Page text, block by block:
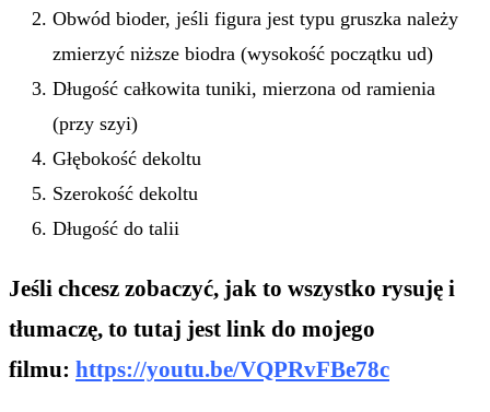
Obwód bioder, jeśli figura jest typu gruszka należy
zmierzyć niższe biodra (wysokość początku ud)
Długość całkowita tuniki, mierzona od ramienia
(przy szyi)
Głębokość dekoltu
Szerokość dekoltu
Długość do talii
Jeśli chcesz zobaczyć, jak to wszystko rysuję i
tłumaczę, to tutaj jest link do mojego
filmu: https://youtu.be/VQPRvFBe78c